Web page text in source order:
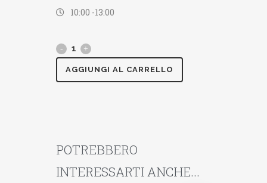
10:00 -13:00
AGGIUNGI AL CARRELLO
POTREBBERO
INTERESSARTI ANCHE...